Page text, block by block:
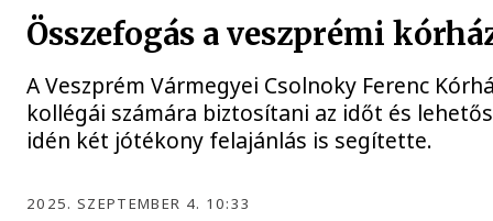
Összefogás a veszprémi
A Veszprém Vármegyei Csolnoky Ferenc
kollégái számára biztosítani az időt és
idén két jótékony felajánlás is segítette.
2025. SZEPTEMBER 4. 10:33